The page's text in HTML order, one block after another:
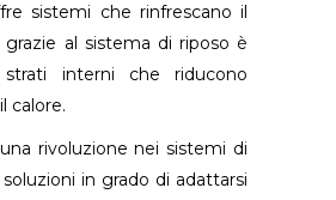
sistemi che rinfrescano il
al sistema di riposo è
interni che riducono
calore.
rivoluzione nei sistemi di
in grado di adattarsi